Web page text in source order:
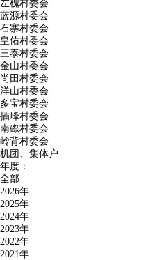
左槐村委会
蓝源村委会
石寨村委会
皇佑村委会
三泰村委会
金山村委会
尚田村委会
洋山村委会
多宝村委会
插峰村委会
南磜村委会
岭背村委会
机团、集体户
年度：
全部
2026年
2025年
2024年
2023年
2022年
2021年